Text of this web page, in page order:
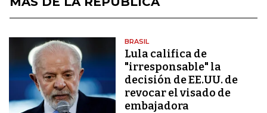
BRASIL
Lula califica de
"irresponsable" la
decisión de EE.UU. de
revocar el visado de
embajadora